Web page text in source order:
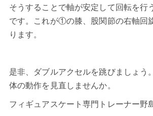
そうすることで軸が安定して回転を行
です。これが①の膝、股関節の右軸回
ります。
是非、 ダブルアクセルを跳びましょう
体の動作を見直しませんか。
フィギュアスケート専門トレーナー野